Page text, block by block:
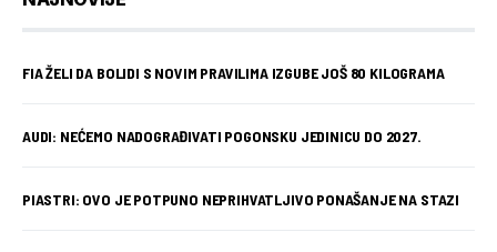
FIA ŽELI DA BOLIDI S NOVIM PRAVILIMA IZGUBE JOŠ 80 KILOGRAMA
AUDI: NEĆEMO NADOGRAĐIVATI POGONSKU JEDINICU DO 2027.
PIASTRI: OVO JE POTPUNO NEPRIHVATLJIVO PONAŠANJE NA STAZI